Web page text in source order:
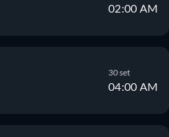
02:00 AM
30 set
04:00 AM